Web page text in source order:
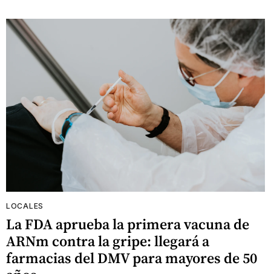
LOCALES
La FDA aprueba la primera vacuna de
ARNm contra la gripe: llegará a
farmacias del DMV para mayores de 50